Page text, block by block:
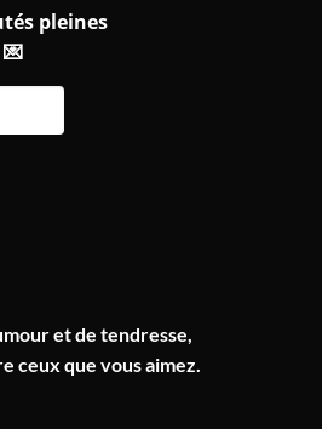
pleines
et de tendresse,
ceux que vous aimez.